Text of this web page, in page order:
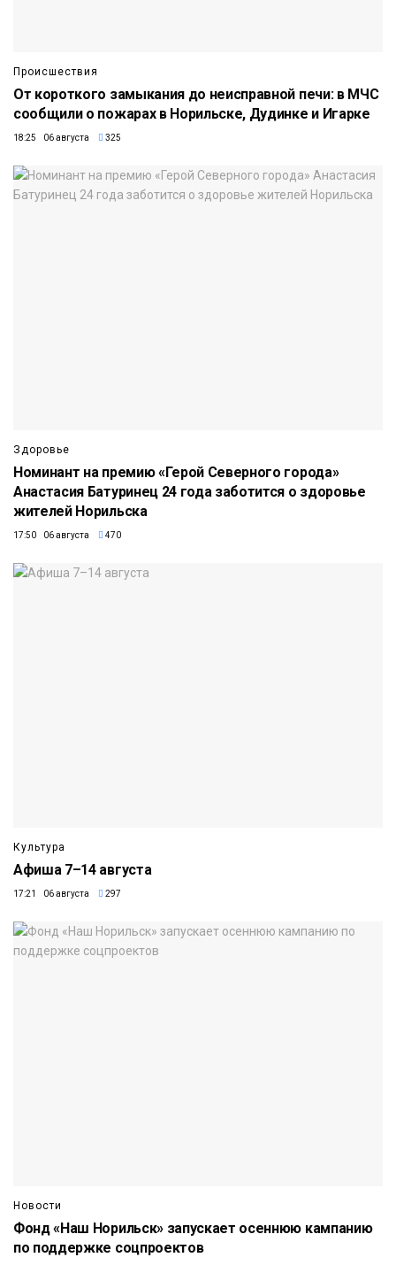
Происшествия
От короткого замыкания до неисправной печи: в МЧС
сообщили о пожарах в Норильске, Дудинке и Игарке
18:25 06 августа 325
Здоровье
Номинант на премию «Герой Северного города»
Анастасия Батуринец 24 года заботится о здоровье
жителей Норильска
17:50 06 августа 470
Культура
Афиша 7–14 августа
17:21 06 августа 297
Новости
Фонд «Наш Норильск» запускает осеннюю кампанию
по поддержке соцпроектов